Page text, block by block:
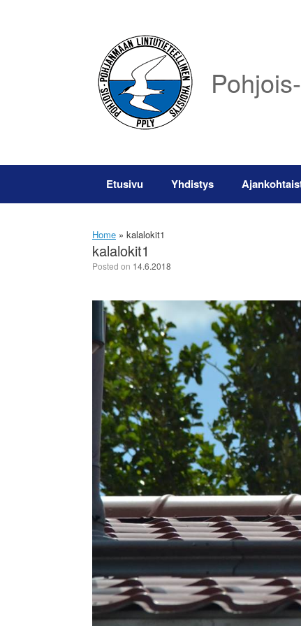
Etusivu Yhdistys
Home » kalalokit1
kalalokit1
Posted on 14.6.2018